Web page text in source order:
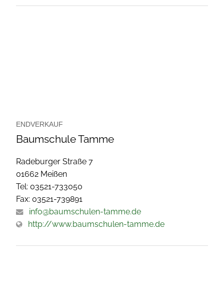
ENDVERKAUF
Baumschule Tamme
Radeburger Straße 7
01662 Meißen
Tel: 03521-733050
Fax: 03521-739891
info@baumschulen-tamme.de
http://www.baumschulen-tamme.de